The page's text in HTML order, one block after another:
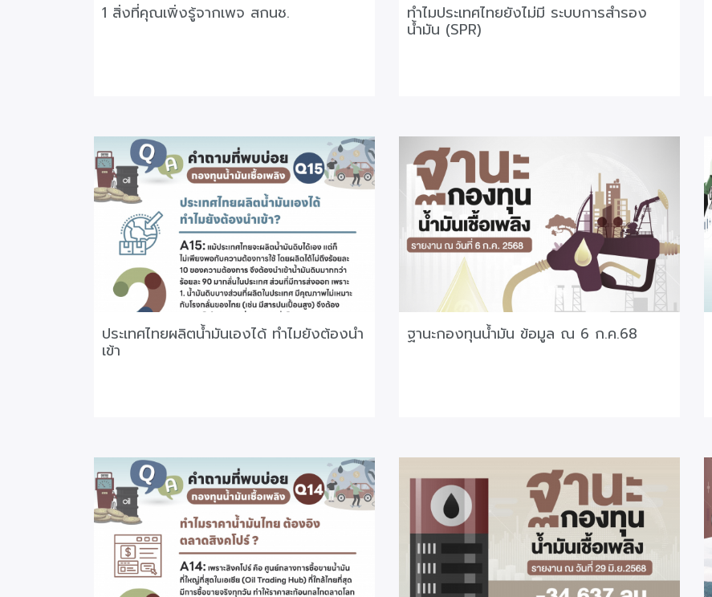
1 สิ่งที่คุณเพิ่งรู้จากเพจ สกนช. ทำไมประเทศไทยยังไม่มี ระบบการสำรอง
น้ำมัน (SPR)
ประเทศไทยผลิตน้ำมันเองได้ ทำไมยังต้องนำ
เข้า
ฐานะกองทุนน้ำมัน ข้อมูล ณ 6 ก.ค.68